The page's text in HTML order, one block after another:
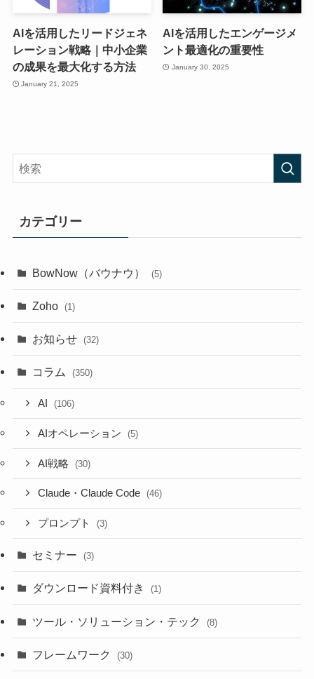
AIを活用したリードジェネ
レーション戦略｜中小企業
の成果を最大化する方法
January 21, 2025
AIを活用したエンゲージメ
ント最適化の重要性
January 30, 2025
カテゴリー
BowNow（バウナウ） (5)
Zoho (1)
お知らせ (32)
コラム (350)
AI (106)
AIオペレーション (5)
AI戦略 (30)
Claude・Claude Code (46)
プロンプト (3)
セミナー (3)
ダウンロード資料付き (1)
ツール・ソリューション・テック (8)
フレームワーク (30)